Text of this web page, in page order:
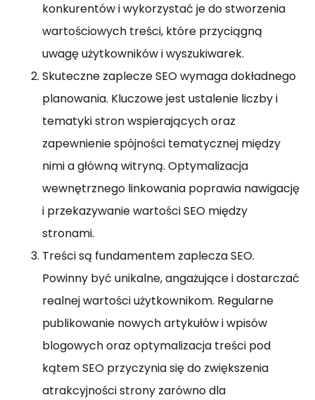
konkurentów i wykorzystać je do stworzenia
wartościowych treści, które przyciągną
uwagę użytkowników i wyszukiwarek.
Skuteczne zaplecze SEO wymaga dokładnego
planowania. Kluczowe jest ustalenie liczby i
tematyki stron wspierających oraz
zapewnienie spójności tematycznej między
nimi a główną witryną. Optymalizacja
wewnętrznego linkowania poprawia nawigację
i przekazywanie wartości SEO między
stronami.
Treści są fundamentem zaplecza SEO.
Powinny być unikalne, angażujące i dostarczać
realnej wartości użytkownikom. Regularne
publikowanie nowych artykułów i wpisów
blogowych oraz optymalizacja treści pod
kątem SEO przyczynia się do zwiększenia
atrakcyjności strony zarówno dla